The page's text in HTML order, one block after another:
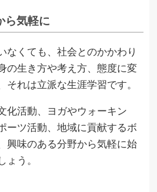
ら気軽に
なくても、社会とのかかわり
の生き方や考え方、態度に変
れは立派な生涯学習です。
化活動、ヨガやウォーキン
ーツ活動、地域に貢献するボ
興味のある分野から気軽に始
う。